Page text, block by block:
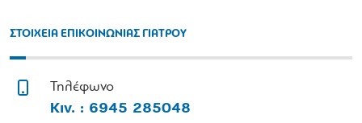
ΣΤΟΙΧΕΙΑ ΕΠΙΚΟΙΝΩΝΙΑΣ ΓΙΑΤΡΟΥ
Τηλέφωνο
Κιν. : 6945 285048